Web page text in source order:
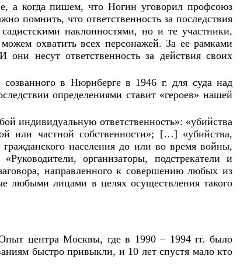
а когда пишем, что Ногин уговорил профсоюз
помнить, что ответственность за последствия
наклонностями, но и те участники,
охватить всех персонажей. За ее рамками
несут ответственность за действия своих
в Нюрнберге в 1946 г. для суда над
определениями ставит «героев» нашей
индивидуальную ответственность»: «убийства
или частной собственности»; […] «убийства,
населения до или во время войны,
организаторы, подстрекатели и
направленного к совершению любых из
любыми лицами в целях осуществления такого
центра Москвы, где в 1990 – 1994 гг. было
быстро привыкли, и 10 лет спустя мало кто